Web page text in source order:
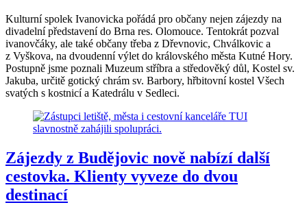
Kulturní spolek Ivanovicka pořádá pro občany nejen zájezdy na
divadelní představení do Brna res. Olomouce. Tentokrát pozval
ivanovčáky, ale také občany třeba z Dřevnovic, Chválkovic a
z Vyškova, na dvoudenní výlet do královského města Kutné Hory.
Postupně jsme poznali Muzeum stříbra a středověký důl, Kostel sv.
Jakuba, určitě gotický chrám sv. Barbory, hřbitovní kostel Všech
svatých s kostnicí a Katedrálu v Sedleci.
Zájezdy z Budějovic nově nabízí další
cestovka. Klienty vyveze do dvou
destinací